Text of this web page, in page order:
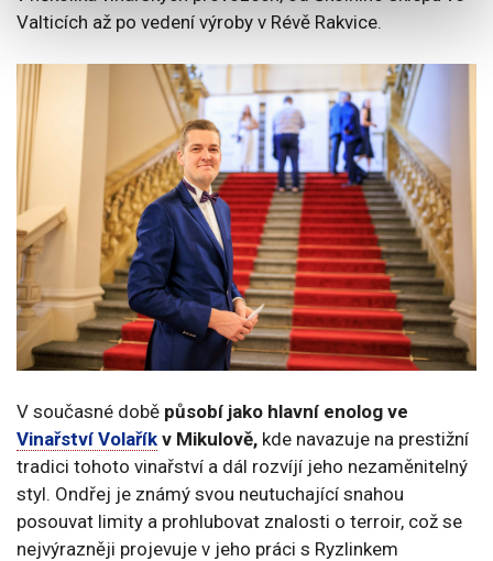
Valticích až po vedení výroby v Révě Rakvice.
V současné době působí jako hlavní enolog ve
Vinařství Volařík v Mikulově, kde navazuje na prestižní
tradici tohoto vinařství a dál rozvíjí jeho nezaměnitelný
styl. Ondřej je známý svou neutuchající snahou
posouvat limity a prohlubovat znalosti o terroir, což se
nejvýrazněji projevuje v jeho práci s Ryzlinkem